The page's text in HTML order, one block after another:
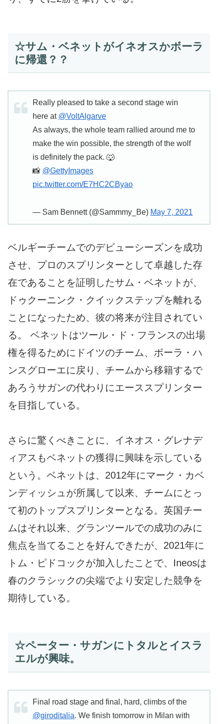
☆サム・ベネットがイネオスかボーラ
に帰還？？
Really pleased to take a second stage win
here at @VoltAlgarve
As always, the whole team rallied around me to
make the win possible, the strength of the wolf
is definitely the pack. 🐺
📸 @GettyImages
pic.twitter.com/E7HC2CByao
— Sam Bennett (@Sammmy_Be) May 7, 2021
ベルギーチームでのデビューシーズンを成功
させ、プロのスプリンターとして卓越した存
在であることを証明したサム・ベネットが、
ドゥクーニンク・クイックステップを離れる
ことになったため、彼の将来が注目されてい
る。 ベネットはツール・ド・フランスの出場
権を得るためにドイツのチーム、ボーラ・ハ
ンスグローエに戻り、チームから移籍するで
あろうサガンの代わりにエーススプリンター
を目指している。
さらに驚くべきことに、イネオス・グレナデ
ィアスもベネットの獲得に興味を示している
という。ベネットは、2012年にマーク・カベ
ンディッシュが所属して以来、チームにとっ
て初のトップスプリンターとなる。英国チー
ムはそれ以来、グランツールでの成功のみに
焦点を当てることを好んできたが、2021年に
トム・ピドコックが加入したことで、Ineosは
春のクラシックの尖端でより安定した競争を
期待している。
☆ペーター・サガンにトタルとイスラ
エルが興味。
Final road stage and final, hard, climbs of the
@giroditalia. We finish tomorrow in Milan with